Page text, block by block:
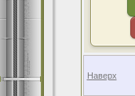
Наверх